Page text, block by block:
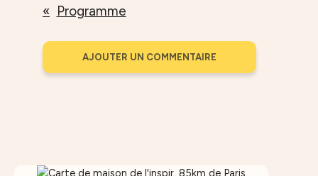
Programme
AJOUTER UN COMMENTAIRE